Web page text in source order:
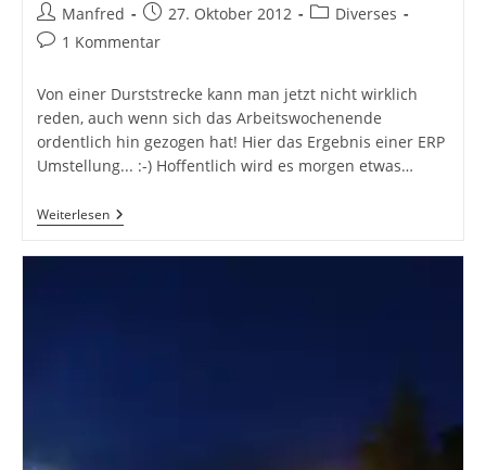
Beitrags-
Autor:
Manfred
Beitrag
veröffentlicht:
27. Oktober 2012
Beitrags-
Diverses
Beitrags-
1 Kommentar
Von einer Durststrecke kann man jetzt nicht wirklich
reden, auch wenn sich das Arbeitswochenende
ordentlich hin gezogen hat! Hier das Ergebnis einer ERP
Umstellung... :-) Hoffentlich wird es morgen etwas…
WeiterlesenPowered
By